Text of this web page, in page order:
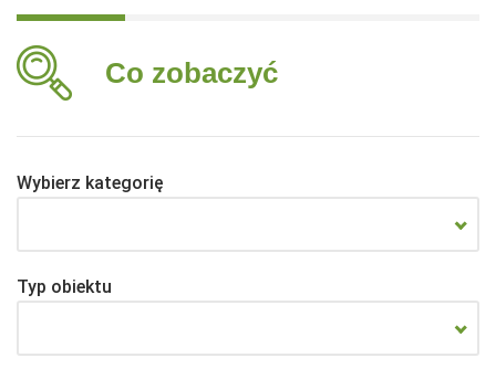
Co zobaczyć
Wybierz kategorię
Typ obiektu